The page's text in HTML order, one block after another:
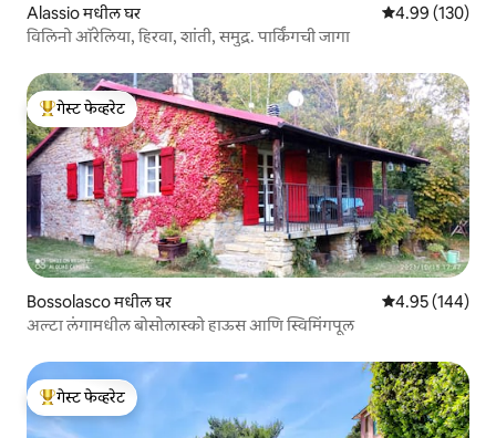
Alassio मधील घर 5 पैकी 4.99
4.99 (130)
विलिनो ऑरेलिया, हिरवा, शांती, समुद्र. पार्किंगची जागा
टॉप गेस्ट फेव्हरेट
गेस्ट फेव्हरेट
Bossolasco मधील घर 5 पैकी 4.95
4.95 (144)
अल्टा लंगामधील बोसोलास्को हाऊस आणि स्विमिंगपूल
टॉप गेस्ट फेव्हरेट
गेस्ट फेव्हरेट